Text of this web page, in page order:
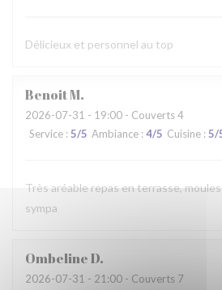
Délicieux et personnel au top
BenoitM
2026-07-31 - 19:00 - Couverts 4
Service : 5/5 Ambiance : 4/5 Cuisine : 5/
Très aréable repas en terrasse,
sympa
OmbelineD
2026-07-31 - 21:00 - Couverts 7